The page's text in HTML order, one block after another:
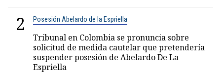
2 Posesión Abelardo de la Espriella
Tribunal en Colombia se pronuncia sobre
solicitud de medida cautelar que pretendería
suspender posesión de Abelardo De La
Espriella